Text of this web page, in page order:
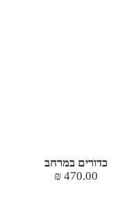
כדורים במרחב
470.00
₪